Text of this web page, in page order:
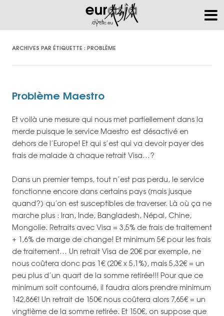
ARCHIVES PAR ÉTIQUETTE : PROBLÈME
Problème Maestro
Et voilà une mesure qui nous met partiellement dans la
merde puisque le service Maestro est désactivé en
dehors de l’Europe! Et qui s’est qui va devoir payer des
frais de malade à chaque retrait Visa…?
Dans un premier temps, tout n’est pas perdu, le service
fonctionne encore dans certains pays (mais jusque
quand?) qu’on est susceptibles de traverser. Là où ça ne
marche plus : Iran, Inde, Bangladesh, Népal, Chine,
Mongolie. Retraits avec Visa = 3,5% de frais de traitement
+ 1,6% de marge de change! Et minimum 5€ pour les frais
de traitement… Un retrait Visa de 20€ par exemple, ne
nous coûtera donc pas 1€ (20€ x 5,1%), mais 5,32€ = un
peu plus d’un quart de la somme retirée!!! Pour que ce
minimum soit contourné, il faudra alors prendre minimum
142,86€! Un retrait de 150€ nous coûtera alors 7,65€ = un
vingtième de la somme retirée. Et 150€, on suppose que